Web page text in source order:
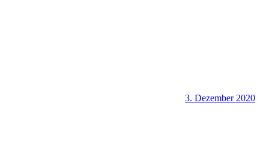
3. Dezember 2020